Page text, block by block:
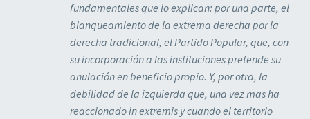
fundamentales que lo explican: por una parte, el
blanqueamiento de la extrema derecha por la
derecha tradicional, el Partido Popular, que, con
su incorporación a las instituciones pretende su
anulación en beneficio propio. Y, por otra, la
debilidad de la izquierda que, una vez mas ha
reaccionado in extremis y cuando el territorio